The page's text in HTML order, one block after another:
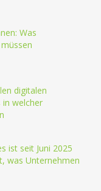
Was
digitalen
in welcher
ist seit Juni 2025
was Unternehmen